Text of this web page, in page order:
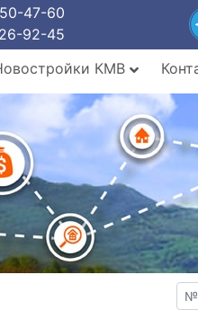
47-60
92-45
КМВ